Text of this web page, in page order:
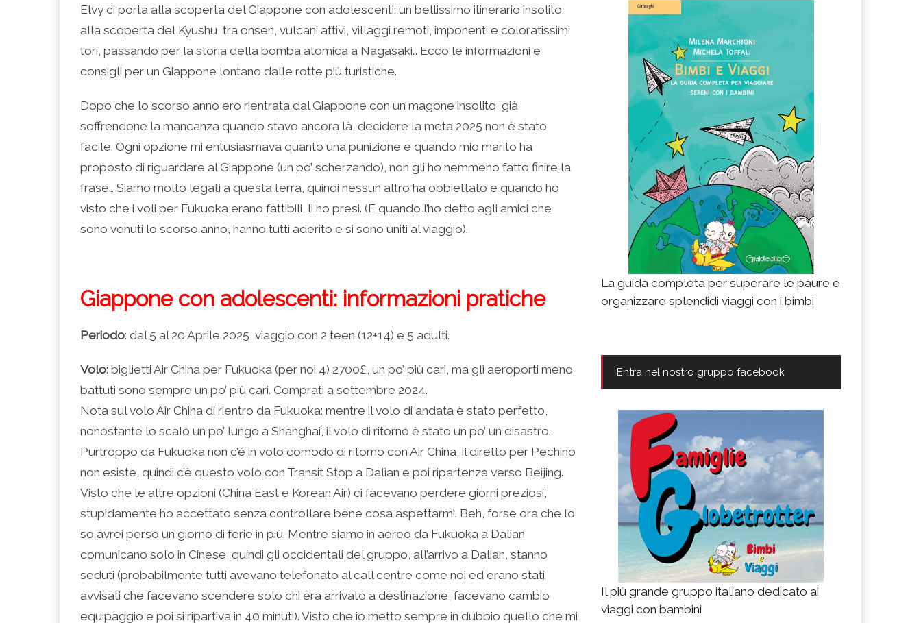
su
Facebook
apre
una
nuova
finestra)
condividere
su
Twitter
(Si
apre
in
una
finestra)
condividere
su
Google+
(Si
in
una
nuova
finestra)
condividere
su
LinkedIn
(Si
apre
in
una
finestra)
stampare
(Si
apre
in
nuova
finestra)
Elvy ci porta alla scoperta del Giappone con adolescenti: un bellissimo itinerario insolito
alla scoperta del Kyushu, tra onsen, vulcani attivi, villaggi remoti, imponenti e coloratissimi
tori, passando per la storia della bomba atomica a Nagasaki… Ecco le informazioni e
consigli per un Giappone lontano dalle rotte più turistiche.
Dopo che lo scorso anno ero rientrata dal Giappone con un magone insolito, già
soffrendone la mancanza quando stavo ancora là, decidere la meta 2025 non è stato
facile. Ogni opzione mi entusiasmava quanto una punizione e quando mio marito ha
proposto di riguardare al Giappone (un po’ scherzando), non gli ho nemmeno fatto finire la
frase… Siamo molto legati a questa terra, quindi nessun altro ha obbiettato e quando ho
visto che i voli per Fukuoka erano fattibili, li ho presi. (E quando l’ho detto agli amici che
sono venuti lo scorso anno, hanno tutti aderito e si sono uniti al viaggio).
Giappone con adolescenti: informazioni pratiche
Periodo: dal 5 al 20 Aprile 2025, viaggio con 2 teen (12+14) e 5 adulti.
Volo: biglietti Air China per Fukuoka (per noi 4) 2700£, un po’ più cari, ma gli aeroporti meno
battuti sono sempre un po’ più cari. Comprati a settembre 2024.
Nota sul volo Air China di rientro da Fukuoka: mentre il volo di andata è stato perfetto,
nonostante lo scalo un po’ lungo a Shanghai, il volo di ritorno è stato un po’ un disastro.
Purtroppo da Fukuoka non c’é in volo comodo di ritorno con Air China, il diretto per Pechino
non esiste, quindi c’è questo volo con Transit Stop a Dalian e poi ripartenza verso Beijing.
Visto che le altre opzioni (China East e Korean Air) ci facevano perdere giorni preziosi,
stupidamente ho accettato senza controllare bene cosa aspettarmi. Beh, forse ora che lo
so avrei perso un giorno di ferie in più. Mentre siamo in aereo da Fukuoka a Dalian
comunicano solo in Cinese, quindi gli occidentali del gruppo, all’arrivo a Dalian, stanno
seduti (probabilmente tutti avevano telefonato al call centre come noi ed erano stati
avvisati che facevano scendere solo chi era arrivato a destinazione, facevano cambio
equipaggio e poi si ripartiva in 40 minuti). Visto che io metto sempre in dubbio quello che mi
La guida completa per superare le paure e
organizzare splendidi viaggi con i bimbi
Entra nel nostro gruppo facebook
Il più grande gruppo italiano dedicato ai
viaggi con bambini